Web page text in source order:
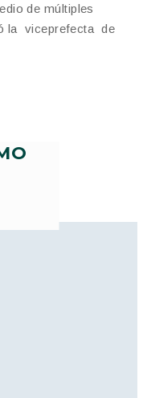
de múltiples
la viceprefecta de